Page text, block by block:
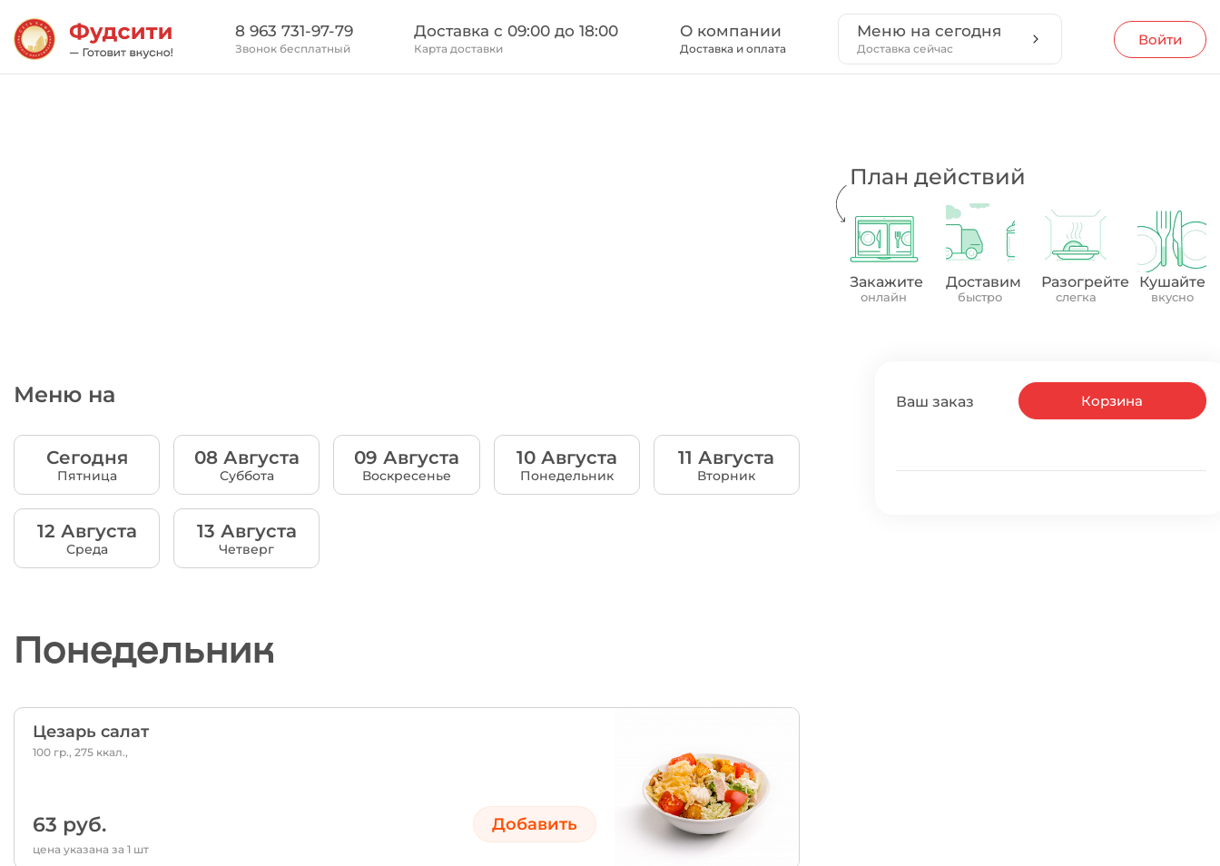
8 963 731-97-79
Звонок бесплатный
Доставка c 09:00 до 18:00
Карта доставки
О компании
Доставка и оплата
Меню на сегодня
Доставка сейчас
Войти
План действий
Закажите
онлайн
Доставим
быстро
Разогрейте
слегка
Кушайте
вкусно
Меню на
Сегодня
Пятница
08 Августа
Суббота
09 Августа
Воскресенье
10 Августа
Понедельник
11 Августа
Вторник
12 Августа
Среда
13 Августа
Четверг
Понедельник
Цезарь салат
100 гр., 275 ккал.,
63 руб. Добавить
цена указана за 1 шт
Корзина
Ваш заказ